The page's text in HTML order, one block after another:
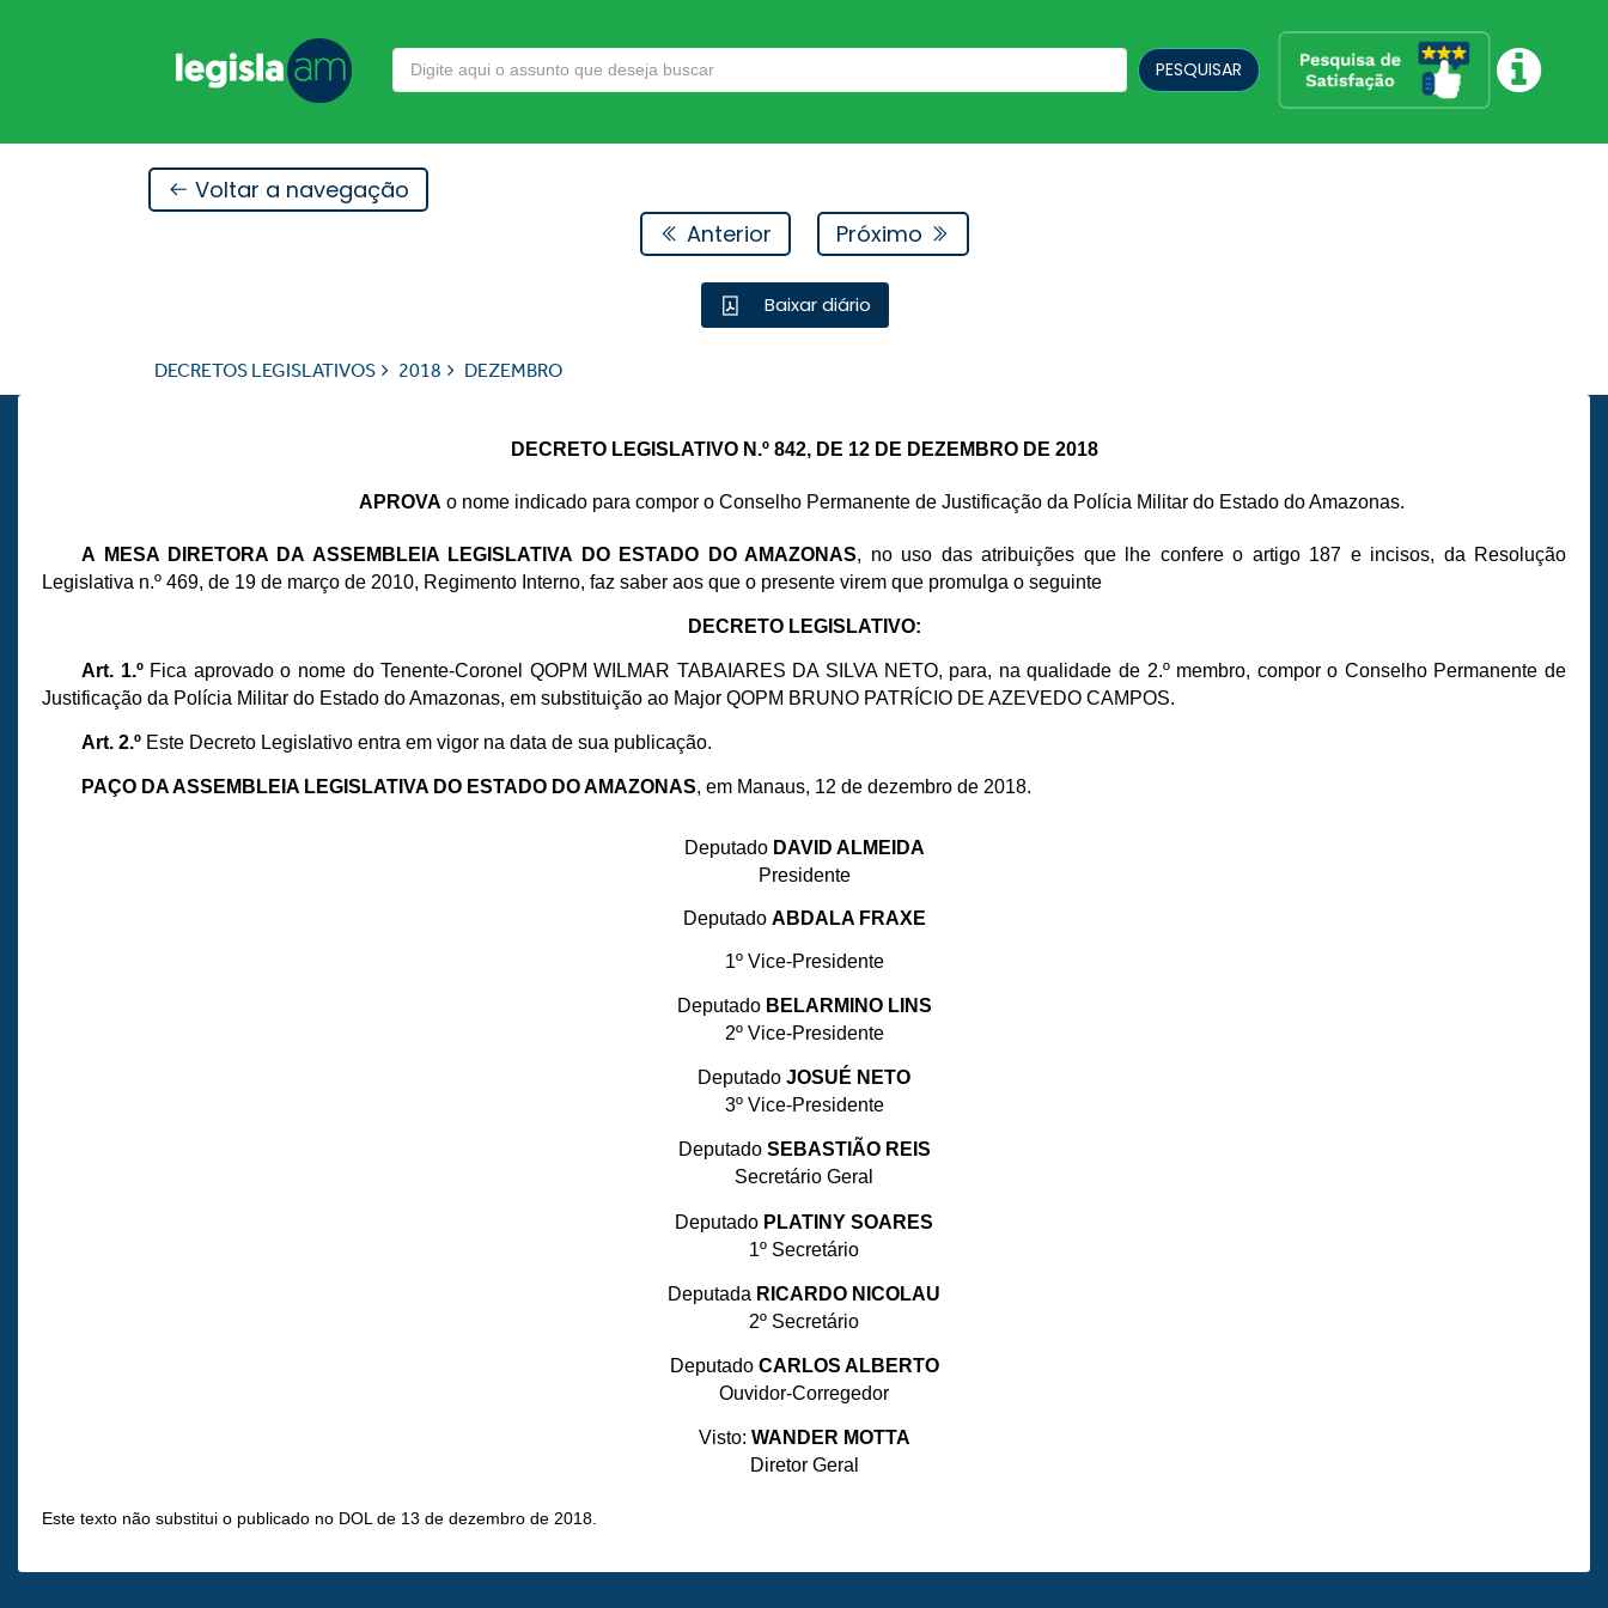
PESQUISAR
Voltar a navegação
Anterior
Próximo
Baixar diário
DECRETOS LEGISLATIVOS 2018 DEZEMBRO
DECRETO LEGISLATIVO N.º 842, DE 12 DE DEZEMBRO DE 2018
APROVA o nome indicado para compor o Conselho Permanente de Justificação da Polícia Militar do Estado do Amazonas.
A MESA DIRETORA DA ASSEMBLEIA LEGISLATIVA DO ESTADO DO AMAZONAS, no uso das atribuições que lhe confere o artigo 187 e incisos, da Resolução
Legislativa n.º 469, de 19 de março de 2010, Regimento Interno, faz saber aos que o presente virem que promulga o seguinte
DECRETO LEGISLATIVO:
Art. 1.ºFica aprovado o nome do Tenente-Coronel QOPM WILMAR TABAIARES DA SILVA NETO, para, na qualidade de 2.º membro, compor o Conselho Permanente de
Justificação da Polícia Militar do Estado do Amazonas, em substituição ao Major QOPM BRUNO PATRÍCIO DE AZEVEDO CAMPOS.
Art. 2.º Este Decreto Legislativo entra em vigor na data de sua publicação.
PAÇO DA ASSEMBLEIA LEGISLATIVA DO ESTADO DO AMAZONAS, em Manaus, 12 de dezembro de 2018.
Deputado DAVID ALMEIDA
Presidente
Deputado ABDALA FRAXE
1º Vice-Presidente
DeputadoBELARMINO LINS
2º Vice-Presidente
Deputado JOSUÉ NETO
3º Vice-Presidente
DeputadoSEBASTIÃO REIS
Secretário Geral
Deputado PLATINY SOARES
1º Secretário
Deputada RICARDO NICOLAU
2º Secretário
DeputadoCARLOS ALBERTO
Ouvidor-Corregedor
Visto: WANDER MOTTA
Diretor Geral
Este texto não substitui o publicado no DOL de 13 de dezembro de 2018.